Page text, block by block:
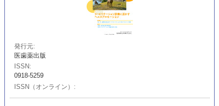
発行元
医歯薬出版
ISSN
0918-5259
ISSN（オンライン）